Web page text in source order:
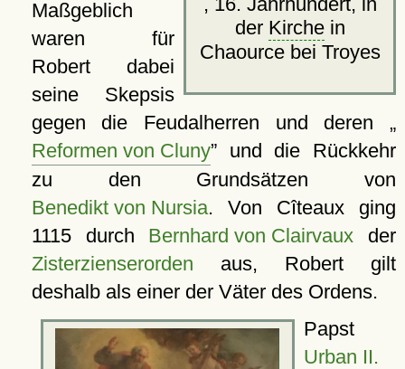
der Kirchein
Chaource bei Troyes
Maßgeblich
waren für
Robert dabei
seine Skepsis
gegen die Feudalherren und deren
Reformen von Cluny und die Rückkehr
zu den Grundsätzen von
Benedikt von Nursia. Von Cîteaux ging
1115 durch Bernhard von Clairvaux der
Zisterzienserorden aus, Robert gilt
deshalb als einer der Väter des Ordens.
Papst
Urban II.